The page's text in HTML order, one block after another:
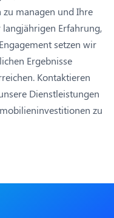
managen und Ihre
Erfahrung,
setzen wir
Ergebnisse
Kontaktieren
Dienstleistungen
zu